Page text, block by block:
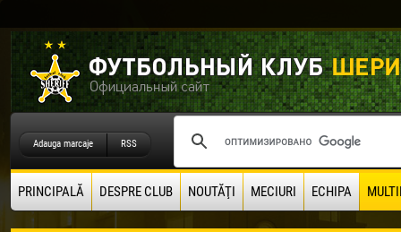
Adauga marcaje RSS
PRINCIPALĂ DESPRE CLUB NOUTĂŢI MECIURI ECHIPA